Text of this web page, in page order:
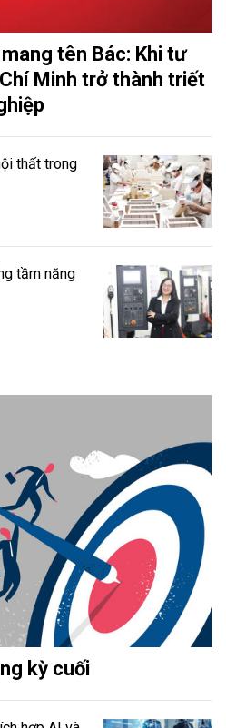
tên Bác: Khi tư
Minh trở thành triết
thất trong
tầm năng
kỳ cuối